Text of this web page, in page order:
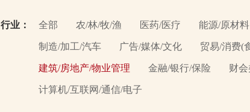
行业： 全部 农/林/牧/渔 医药/医疗 能源/原材料
制造/加工/汽车 广告/媒体/文化 贸易/消费(
建筑/房地产/物业管理 金融/银行/保险 财
计算机/互联网/通信/电子